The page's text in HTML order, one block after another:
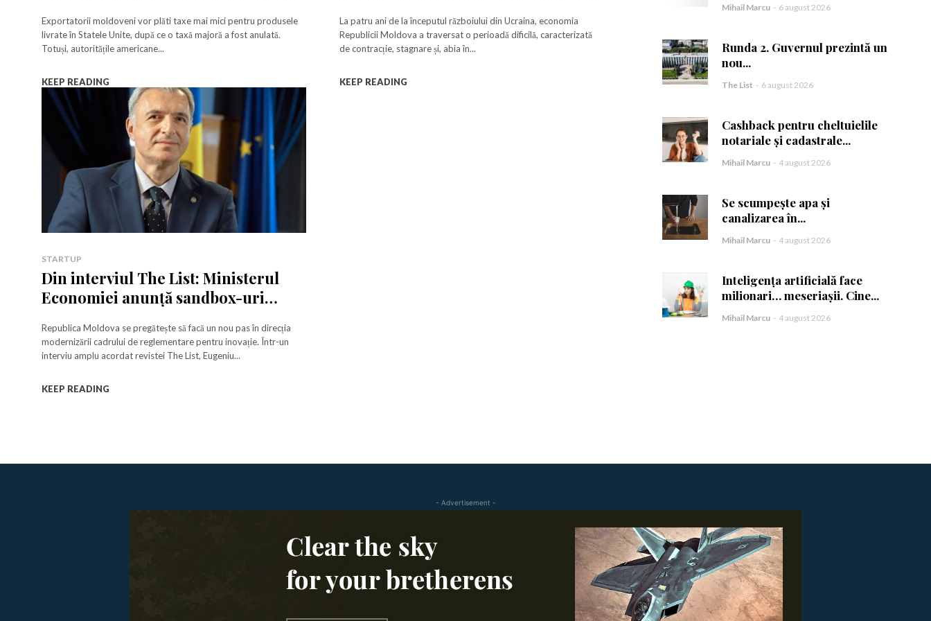
Rămâi conectat la lumea
afacerilor și a ideilor care inspiră.
Exportatorii moldoveni vor plăti taxe mai mici pentru produsele
livrate în Statele Unite, după ce o taxă majoră a fost anulată.
Totuși, autoritățile americane...
KEEP READING
La patru ani de la începutul războiului din Ucraina, economia
Republicii Moldova a traversat o perioadă dificilă, caracterizată
de contracție, stagnare și, abia în...
KEEP READING
STARTUP
Din interviul The List: Ministerul
Economiei anunță sandbox-uri
Republica Moldova se pregătește să facă un nou pas în direcția
modernizării cadrului de reglementare pentru inovație. Într-un
interviu amplu acordat revistei The List, Eugeniu...
KEEP READING
Mihail Marcu - 6 august 2026
Runda 2. Guvernul prezintă un
nou...
The List - 6 august 2026
Cashback pentru cheltuielile
notariale și cadastrale...
Mihail Marcu - 4 august 2026
Se scumpește apa și
canalizarea în...
Mihail Marcu - 4 august 2026
Inteligența artificială face
milionari… meseriașii. Cine...
Mihail Marcu - 4 august 2026
- Advertisement -